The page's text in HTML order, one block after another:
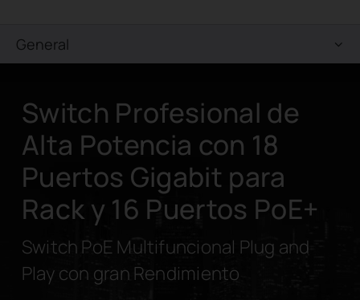
General
Switch Profesional de
Alta Potencia con 18
Puertos Gigabit para
Rack y 16 Puertos PoE+
Switch PoE Multifuncional Plug and
Play con gran Rendimiento